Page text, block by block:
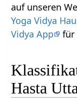
auf unseren
Yoga Vidya
Vidya App
für
Hasta